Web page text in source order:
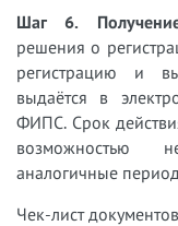
Шаг 6. Получение
решения о
регистрацию и
выдаётся в
ФИПС. Срок
возможностью
аналогичные
Чек-лист